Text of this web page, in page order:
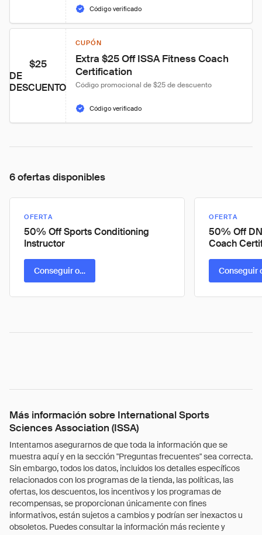
Código verificado
$25
DE
DESCUENTO
CUPÓN
Extra $25 Off ISSA Fitness Coach
Certification
Código promocional de $25 de descuento
Código verificado
6 ofertas disponibles
OFERTA
50% Off Sports Conditioning
Instructor
Conseguir oferta
OFERTA
50% Off
Coach
Conseguir
Más información sobre International Sports
Sciences Association (ISSA)
Intentamos asegurarnos de que toda la información que se
muestra aquí y en la sección "Preguntas frecuentes" sea correcta.
Sin embargo, todos los datos, incluidos los detalles específicos
relacionados con los programas de la tienda, las políticas, las
ofertas, los descuentos, los incentivos y los programas de
recompensas, se proporcionan únicamente con fines
informativos, están sujetos a cambios y podrían ser inexactos u
obsoletos. Puedes consultar la información más reciente y